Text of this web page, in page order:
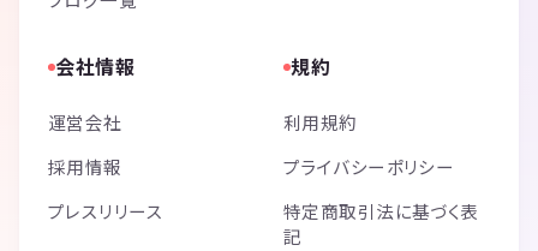
会社情報
運営会社
採用情報
プレスリリース
規約
利用規約
プライバシーポリシー
特定商取引法に基づく表
記